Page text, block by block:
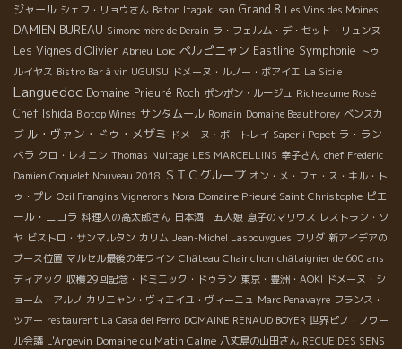
ジャール シェフ・リョウさん Baton Itagaki san Grand 8 Les Vins des Moines
DAMIEN BUREAU Simone mère de Derain ラ・フェルム・デ・セット・リュンヌ
Les Vignes d'Olivier Abrieu Loïc ペルピニャン Eastline Symphonie トゥ
ルイヤス Bistro Bar à vin UGUISU ドメーヌ・ルノー・ボアイエ La Sicile
Languedoc Domaine Prieuré Roch ポンポン・ルージュ Richeaume Rosé
Chef Ishida Biotop Wines サンタムール Romain Domaine Beauthorey ベンスカ
ブ ル・ヴァン・ドゥ・メザミ ドメーヌ・ボートレイ Saperli Popet ラ・ラン
ベラ クロ・レオニン Thomas Nuitage LES MARCELLINS 幸子さん chef Frederic
Damien Coquelet Nouveau 2018 ＳＴＣグループ オン・メ・フェ・ス・キル・ト
ゥ・プレ Ozil Frangins Vignerons Nora Domaine Prieuré Saint Christophe ピエ
ール・ニコラ 料理人の高太郎さん 日本酒 五人娘 息子のマリウス レストラン・ソ
ヤ ビストロ・サンマルタン カリム Jean-Michel Lasbouygues フリダ 新アイデアの
ブース位置 マルセル最後の年ワイン Château Chainchon châtaignier de 600 ans
ディアック 収穫29回記念・ドミニック・ドゥラン 東京・豊洲・AOKI ドメーヌ・シ
ョーム・アルノ カリニャン・ヴィエイユ・ヴィーニュ Marc Penavayre フランス・
ツアー restaurent La Casa del Perro DOMAINE RENAUD BOYER 世界ピノ・ノワー
ル会議 L'Angevin Domaine du Matin Calme 八丈島の山田さん RECUE DES SENS